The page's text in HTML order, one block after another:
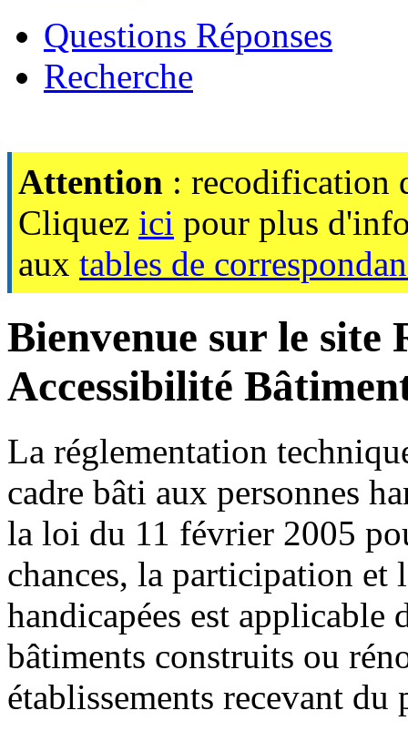
Questions Réponses
Recherche
Attention : recodification
Cliquez ici pour plus
aux tables de
Bienvenue sur le site
Accessibilité
La réglementation
cadre bâti aux personnes
la loi du 11 février 2005
chances, la participation et
handicapées est
bâtiments construits ou
établissements recevant